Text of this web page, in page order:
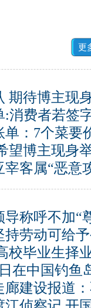
更
期待博主现
:消费者若签
单：7个菜要
望博主现身
客属“恶意
称呼不加“
劳动可给
校毕业生择
在中国钓鱼
建设报道